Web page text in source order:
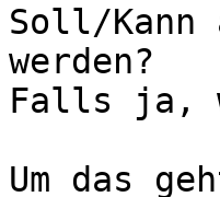
Soll/Kann
werden?
Falls ja,